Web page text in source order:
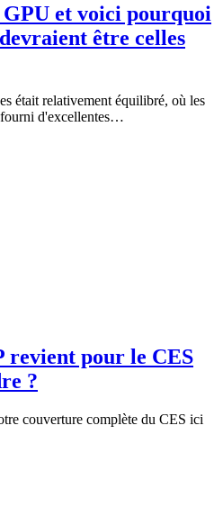
et voici pourquoi
être celles
était relativement équilibré, où les
d'excellentes…
pour le CES
?
couverture complète du CES ici